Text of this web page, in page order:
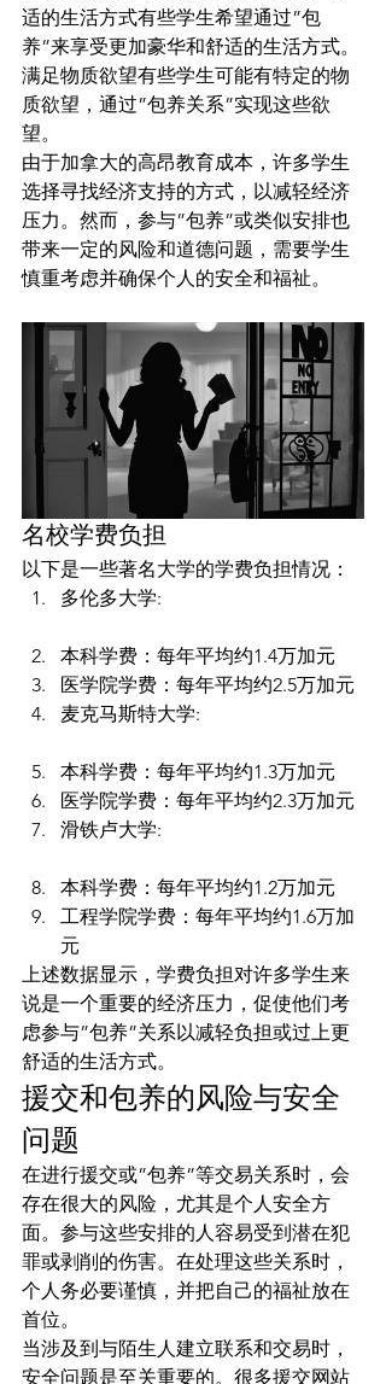
适的生活方式有些学生希望通过”包
养”来享受更加豪华和舒适的生活方式。
满足物质欲望有些学生可能有特定的物
质欲望，通过”包养关系”实现这些欲
望。
由于加拿大的高昂教育成本，许多学生
选择寻找经济支持的方式，以减轻经济
压力。然而，参与”包养”或类似安排也
带来一定的风险和道德问题，需要学生
慎重考虑并确保个人的安全和福祉。
名校学费负担
以下是一些著名大学的学费负担情况：
多伦多大学:
本科学费：每年平均约1.4万加元
医学院学费：每年平均约2.5万加元
麦克马斯特大学:
本科学费：每年平均约1.3万加元
医学院学费：每年平均约2.3万加元
滑铁卢大学:
本科学费：每年平均约1.2万加元
工程学院学费：每年平均约1.6万加
元
上述数据显示，学费负担对许多学生来
说是一个重要的经济压力，促使他们考
虑参与”包养”关系以减轻负担或过上更
舒适的生活方式。
援交和包养的风险与安全
问题
在进行援交或”包养”等交易关系时，会
存在很大的风险，尤其是个人安全方
面。参与这些安排的人容易受到潜在犯
罪或剥削的伤害。在处理这些关系时，
个人务必要谨慎，并把自己的福祉放在
首位。
当涉及到与陌生人建立联系和交易时，
安全问题是至关重要的。很多援交网站